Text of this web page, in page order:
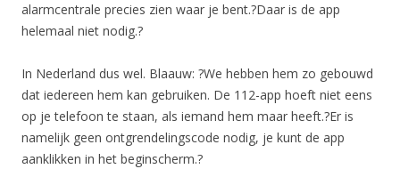
alarmcentrale precies zien waar je bent.?Daar is de app
helemaal niet nodig.?
In Nederland dus wel. Blaauw: ?We hebben hem zo gebouwd
dat iedereen hem kan gebruiken. De 112-app hoeft niet eens
op je telefoon te staan, als iemand hem maar heeft.?Er is
namelijk geen ontgrendelingscode nodig, je kunt de app
aanklikken in het beginscherm.?